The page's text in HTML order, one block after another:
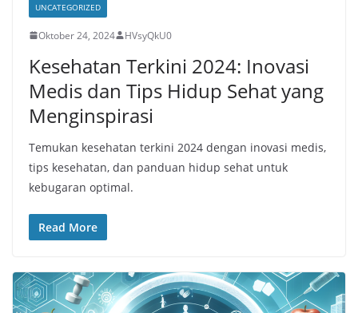
UNCATEGORIZED
Oktober 24, 2024 HVsyQkU0
Kesehatan Terkini 2024: Inovasi
Medis dan Tips Hidup Sehat yang
Menginspirasi
Temukan kesehatan terkini 2024 dengan inovasi medis,
tips kesehatan, dan panduan hidup sehat untuk
kebugaran optimal.
Read More